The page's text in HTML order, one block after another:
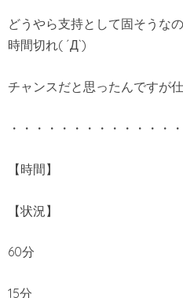
どうやら支持として固そうな
時間切れ( ´Д`)
チャンスだと思ったんですが
・・・・・・・・・・・・・
【時間】
【状況】
60分
15分